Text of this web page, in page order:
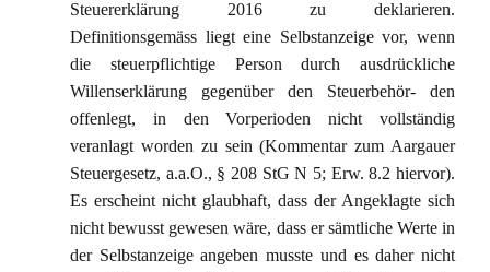
Steuererklärung 2016 zu deklarieren.
Definitionsgemäss liegt eine Selbstanzeige vor, wenn
die steuerpflichtige Person durch ausdrückliche
Willenserklärung gegenüber den Steuerbehör- den
offenlegt, in den Vorperioden nicht vollständig
veranlagt worden zu sein (Kommentar zum Aargauer
Steuergesetz, a.a.O., § 208 StG N 5; Erw. 8.2 hiervor).
Es erscheint nicht glaubhaft, dass der Angeklagte sich
nicht bewusst gewesen wäre, dass er sämtliche Werte in
der Selbstanzeige angeben musste und es daher nicht